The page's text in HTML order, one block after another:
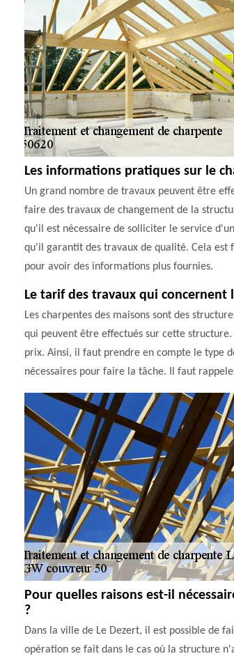
Les informations pratiques sur le
Un grand nombre de travaux peuvent être
faire des travaux de changement de la
qu'il est nécessaire de solliciter le service
qu'il garantit des travaux de qualité. Cela
pour avoir des informations plus fournies.
Le tarif des travaux qui concernent
Les charpentes des maisons sont des
qui peuvent être effectués sur cette
prix. Ainsi, il faut prendre en compte le type
nécessaires pour faire la tâche. Il faut
Pour quelles raisons est-il
?
Dans la ville de Le Dezert, il est possible de
opération se fait dans le cas où la structure